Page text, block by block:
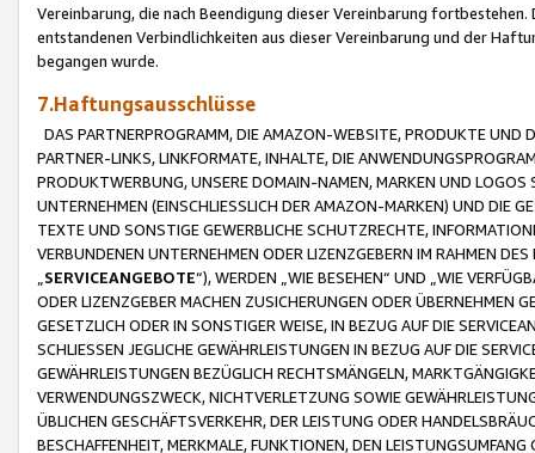
Vereinbarung, die nach Beendigung dieser Vereinbarung
entstandenen Verbindlichkeiten aus dieser Vereinbarung und der
begangen wurde.
7.Haftungsausschlüsse
DAS PARTNERPROGRAMM, DIE AMAZON-WEBSITE, PRODUKTE UND
PARTNER-LINKS, LINKFORMATE, INHALTE, DIE
PRODUKTWERBUNG, UNSERE DOMAIN-NAMEN, MARKEN UND
UNTERNEHMEN (EINSCHLIESSLICH DER AMAZON-MARKEN) UND DIE
TEXTE UND SONSTIGE GEWERBLICHE SCHUTZRECHTE,
VERBUNDENEN UNTERNEHMEN ODER LIZENZGEBERN IM RAHMEN
SERVICEANGEBOTE“), WERDEN „WIE BESEHEN“ UND „WIE
ODER LIZENZGEBER MACHEN ZUSICHERUNGEN ODER ÜBERNEHMEN
GESETZLICH ODER IN SONSTIGER WEISE, IN BEZUG AUF DIE
SCHLIESSEN JEGLICHE GEWÄHRLEISTUNGEN IN BEZUG AUF DIE
GEWÄHRLEISTUNGEN BEZÜGLICH RECHTSMÄNGELN,
VERWENDUNGSZWECK, NICHTVERLETZUNG SOWIE
ÜBLICHEN GESCHÄFTSVERKEHR, DER LEISTUNG ODER
BESCHAFFENHEIT, MERKMALE, FUNKTIONEN, DEN